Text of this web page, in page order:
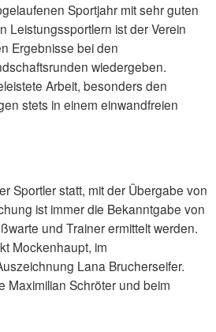
Sportjahr mit sehr guten
Leistungssportlern ist der Verein
Ergebnisse bei den
wiedergeben.
Arbeit, besonders den
stets in einem einwandfreien
Sportler statt, mit der Übergabe von
ist immer die Bekanntgabe von
und Trainer ermittelt werden.
Mockenhaupt, im
Lana Brucherseifer.
Maximilian Schröter und beim